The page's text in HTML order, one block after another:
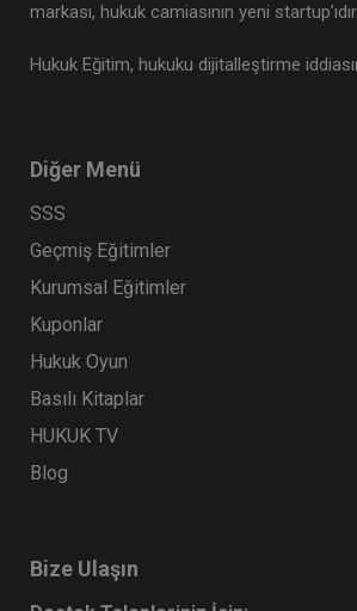
markası, hukuk camiasının yeni startup’ıdır.
Hukuk Eğitim, hukuku dijitalleştirme
Diğer Menü
SSS
Geçmiş Eğitimler
Kurumsal Eğitimler
Kuponlar
Hukuk Oyun
Basılı Kitaplar
HUKUK TV
Blog
Bize Ulaşın